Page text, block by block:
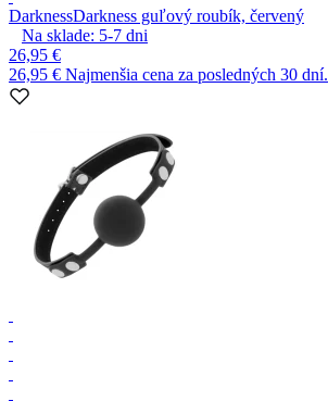
DarknessDarkness guľový roubík, červený
Na sklade: 5-7 dni
26,95 €
26,95 € Najmenšia cena za posledných 30 dní.